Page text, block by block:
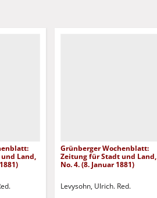
Land,
Grünberger Wochenblatt:
Zeitung für Stadt und Land,
No. 4. (8. Januar 1881)
Levysohn, Ulrich. Red.